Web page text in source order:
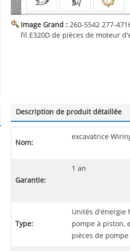
Image Grand : 260-5542 277-
fil E320D de pièces de moteur
Description de produit détaillée
Nom:
excavatrice
Garantie:
1 an
Type:
Unités d'énergie
pompe à piston,
pièces de pompe